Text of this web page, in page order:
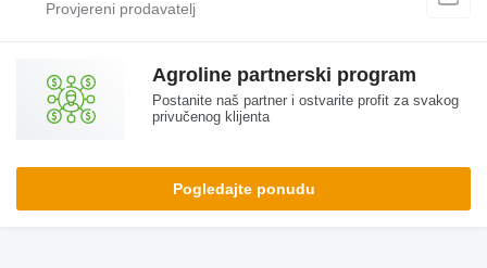
Agroline partnerski program
Postanite naš partner i ostvarite profit za svakog
privučenog klijenta
Pogledajte ponudu